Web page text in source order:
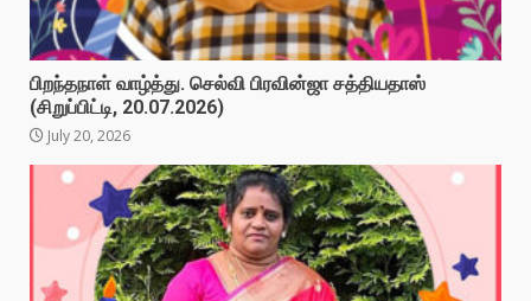
பிறந்தநாள் வாழ்த்து. செல்வி பிரவின்ஜா சத்தியதாஸ்
(சிறுப்பிட்டி, 20.07.2026)
July 20, 2026